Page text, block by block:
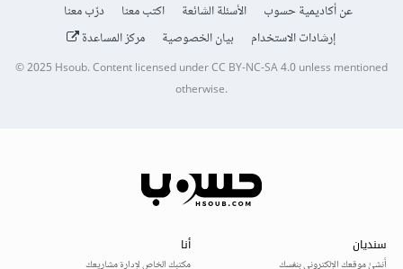
عن أكاديمية حسوب الأسئلة الشائعة اكتب معنا
درّب معنا
إرشادات الاستخدام
بيان الخصوصية مركز المساعدة
© 2025Hsoub.Content licensed underCC BY-NC-SA 4.0unless mentioned
otherwise.